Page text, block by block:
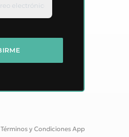
Términos y Condiciones App